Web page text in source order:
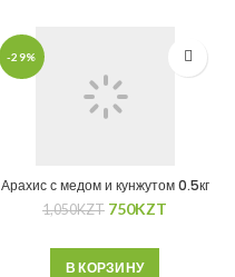
-29%
Арахис с медом и кунжутом 0.5кг
1,050KZT 750KZT
В КОРЗИНУ